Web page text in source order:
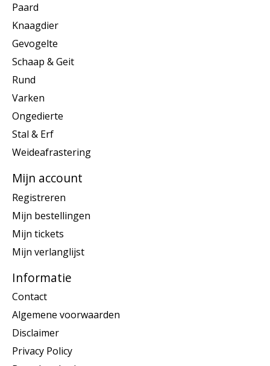
Paard
Knaagdier
Gevogelte
Schaap & Geit
Rund
Varken
Ongedierte
Stal & Erf
Weideafrastering
Mijn account
Registreren
Mijn bestellingen
Mijn tickets
Mijn verlanglijst
Informatie
Contact
Algemene voorwaarden
Disclaimer
Privacy Policy